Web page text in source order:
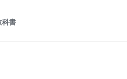
科書